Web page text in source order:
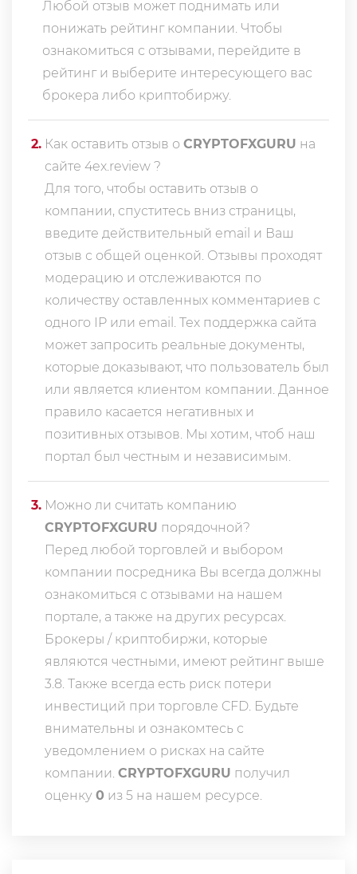
Любой отзыв может поднимать или
понижать рейтинг компании. Чтобы
ознакомиться с отзывами, перейдите в
рейтинг и выберите интересующего вас
брокера либо криптобиржу.
2. Как оставить отзыв о CRYPTOFXGURU на
сайте 4ex.review ?
Для того, чтобы оставить отзыв о
компании, спуститесь вниз страницы,
введите действительный email и Ваш
отзыв с общей оценкой. Отзывы проходят
модерацию и отслеживаются по
количеству оставленных комментариев с
одного IP или email. Тех поддержка сайта
может запросить реальные документы,
которые доказывают, что пользователь был
или является клиентом компании. Данное
правило касается негативных и
позитивных отзывов. Мы хотим, чтоб наш
портал был честным и независимым.
3. Можно ли считать компанию
CRYPTOFXGURU порядочной?
Перед любой торговлей и выбором
компании посредника Вы всегда должны
ознакомиться с отзывами на нашем
портале, а также на других ресурсах.
Брокеры / криптобиржи, которые
являются честными, имеют рейтинг выше
3.8. Также всегда еcть риск потери
инвестиций при торговле CFD. Будьте
внимательны и ознакомтесь с
уведомлением о рисках на сайте
компании. CRYPTOFXGURU получил
оценку 0 из 5 на нашем ресурсе.